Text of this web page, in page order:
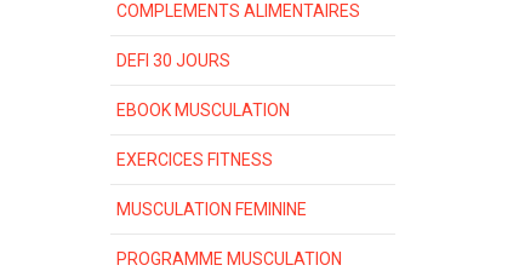
COMPLEMENTS ALIMENTAIRES
DEFI 30 JOURS
EBOOK MUSCULATION
EXERCICES FITNESS
MUSCULATION FEMININE
PROGRAMME MUSCULATION